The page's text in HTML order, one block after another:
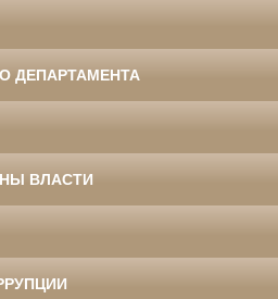
ДЕПАРТАМЕНТА
ВЛАСТИ